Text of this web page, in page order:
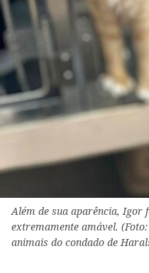
Além de sua aparência, Igor
extremamente amável.
animais do condado de